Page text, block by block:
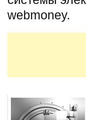
webmoney.